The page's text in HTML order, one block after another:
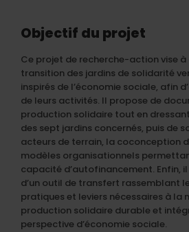
Objectif du projet
Ce projet de recherche-action vise
transition des jardins de solidarité
inspirés de l’économie sociale, afin
de leurs activités. Il propose de
production solidaire tout en
des sept jardins concernés, puis de
acteurs de terrain, la coconception
modèles organisationnels
capacité d’autofinancement. Enfin,
d’un outil de transfert rassemblant
pratiques et leviers nécessaires à la
production solidaire durable et
perspective d’économie sociale.